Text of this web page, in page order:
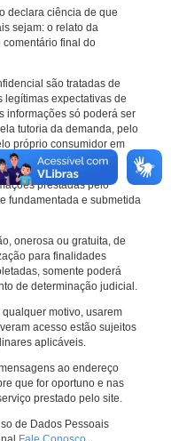
declara ciência de que
sejam: o relato da
comentário final do
são tratadas de
legítimas expectativas de
informações só poderá ser
tutoria da demanda, pelo
próprio consumidor em
prestadas pelo
fundamentada e submetida
onerosa ou gratuita, de
para finalidades
somente poderá
de determinação judicial.
motivo, usarem
acesso estão sujeitos
aplicáveis.
ao endereço
que for oportuno e nas
prestado pelo site.
de Dados Pessoais